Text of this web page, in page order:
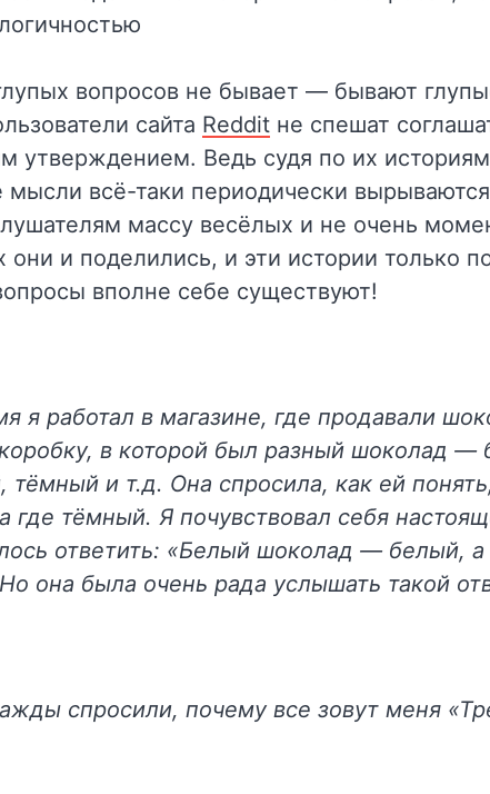
вопросов не бывает — бывают
сайта Reddit не спешат
утверждением. Ведь судя по их
всё-таки периодически
массу весёлых и не очень
они и поделились, и эти истории только
вполне себе существуют!
я работал в магазине, где продавали
в которой был разный шоколад —
тёмный и т.д. Она спросила, как ей
где тёмный. Я почувствовал себя
ответить: «Белый шоколад — белый,
она была очень рада услышать такой
спросили, почему все зовут меня